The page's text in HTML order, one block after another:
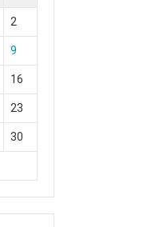
2
9
16
23
30